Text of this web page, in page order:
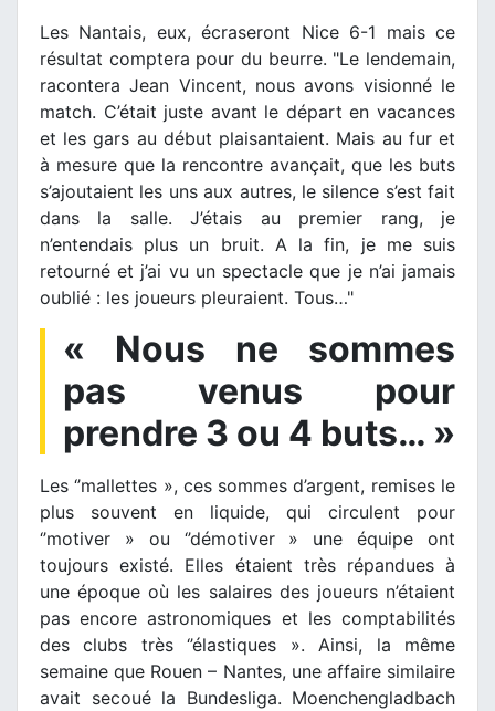
Les Nantais, eux, écraseront Nice 6-1 mais ce
résultat comptera pour du beurre. "Le lendemain,
racontera Jean Vincent, nous avons visionné le
match. C’était juste avant le départ en vacances
et les gars au début plaisantaient. Mais au fur et
à mesure que la rencontre avançait, que les buts
s’ajoutaient les uns aux autres, le silence s’est fait
dans la salle. J’étais au premier rang, je
n’entendais plus un bruit. A la fin, je me suis
retourné et j’ai vu un spectacle que je n’ai jamais
oublié : les joueurs pleuraient. Tous…"
« Nous ne sommes
pas venus pour
prendre 3 ou 4 buts… »
Les ‘’mallettes », ces sommes d’argent, remises le
plus souvent en liquide, qui circulent pour
‘’motiver » ou ‘’démotiver » une équipe ont
toujours existé. Elles étaient très répandues à
une époque où les salaires des joueurs n’étaient
pas encore astronomiques et les comptabilités
des clubs très ‘’élastiques ». Ainsi, la même
semaine que Rouen – Nantes, une affaire similaire
avait secoué la Bundesliga. Moenchengladbach